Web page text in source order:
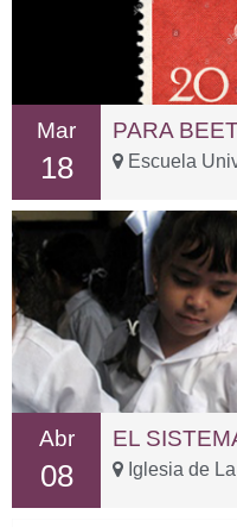
Mar
18
PARA
Escuela
Abr
08
EL
Iglesia de